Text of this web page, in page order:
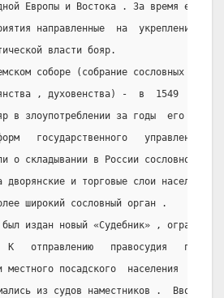
Европы и Востока . За время его
направленные  на  укрепление
власти бояр.
соборе (собрание сословных
, духовенства) -  в  1549  году
в злоупотреблении за годы  его
государственного   управления
о складывании в России сословно-
дворянские и торговые слои населения
широкий сословный орган .
издан новый «Судебник» ,
отправлению   правосудия
местного посадского  населения  и
из судов наместников .